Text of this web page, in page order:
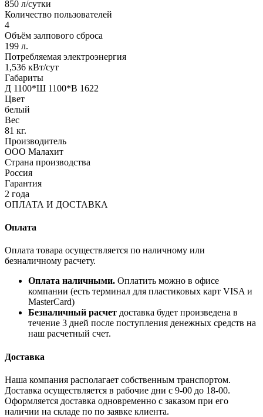
850 л/сутки
Количество пользователей
4
Объём залпового сброса
199 л.
Потребляемая электроэнергия
1,536 кВт/сут
Габариты
Д 1100*Ш 1100*В 1622
Цвет
белый
Вес
81 кг.
Производитель
ООО Малахит
Страна производства
Россия
Гарантия
2 года
ОПЛАТА И ДОСТАВКА
Оплата
Оплата товара осуществляется по наличному или
безналичному расчету.
Оплата наличными. Оплатить можно в офисе
компании (есть терминал для пластиковых карт VISA и
MasterCard)
Безналичный расчет доставка будет произведена в
течение 3 дней после поступления денежных средств на
наш расчетный счет.
Доставка
Наша компания располагает собственным транспортом.
Доставка осуществляется в рабочие дни с 9-00 до 18-00.
Оформляется доставка одновременно с заказом при его
наличии на складе по по заявке клиента.